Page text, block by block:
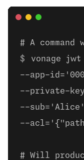
# A command
vonage
--app-
--private-
--
--
# Will